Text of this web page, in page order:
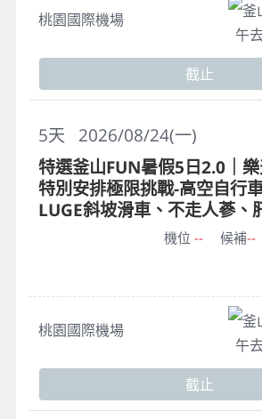
桃園國際機場
釜
午
截止
2026/08/24(一)
5天
特選釜山FUN暑假5日2.0｜樂
特別安排極限挑戰-高空自行
LUGE斜坡滑車、不走人蔘、
機位 -- 候補--
桃園國際機場
釜
午
截止